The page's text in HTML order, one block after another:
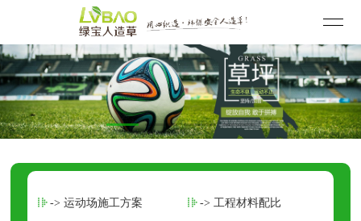
-> 运动场施工方案 -> 工程材料配比